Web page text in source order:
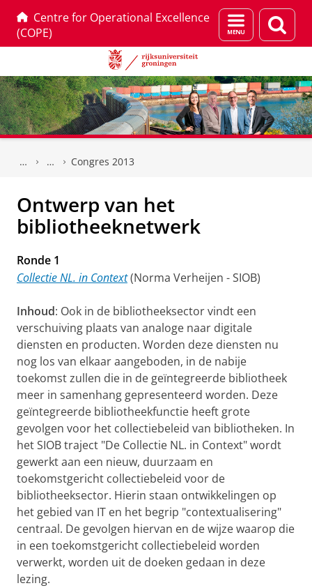
Centre for Operational Excellence
(COPE)
Menu
en
Congres 2013
Ontwerp van het
bibliotheeknetwerk
Ronde 1
Collectie NL. in Context(Norma Verheijen - SIOB)
Inhoud: Ook in de bibliotheeksector vindt een
verschuiving plaats van analoge naar digitale
diensten en producten. Worden deze diensten nu
nog los van elkaar aangeboden, in de nabije
toekomst zullen die in de geïntegreerde bibliotheek
meer in samenhang gepresenteerd worden. Deze
geïntegreerde bibliotheekfunctie heeft grote
gevolgen voor het collectiebeleid van bibliotheken. In
het SIOB traject "De Collectie NL. in Context" wordt
gewerkt aan een nieuw, duurzaam en
toekomstgericht collectiebeleid voor de
bibliotheeksector. Hierin staan ontwikkelingen op
het gebied van IT en het begrip "contextualisering"
centraal. De gevolgen hiervan en de wijze waarop die
in een toekomstgericht collectiebeleid worden
verwerkt, worden uit de doeken gedaan in deze
lezing.